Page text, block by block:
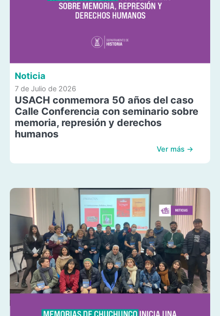
Noticia
7 de Julio de 2026
USACH conmemora 50 años del caso
Calle Conferencia con seminario sobre
memoria, represión y derechos
humanos
Ver más →